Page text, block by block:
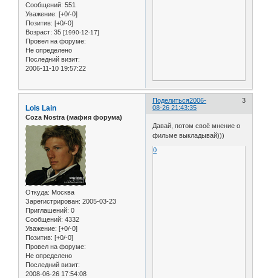
Сообщений: 551
Уважение: [+0/-0]
Позитив: [+0/-0]
Возраст: 35 [1990-12-17]
Провел на форуме:
Не определено
Последний визит:
2006-11-10 19:57:22
Поделиться 3
2006-
08-26 21:43:35
Lois Lain
Coza Nostra (мафия форума)
Откуда: Москва
Зарегистрирован: 2005-03-23
Приглашений: 0
Сообщений: 4332
Уважение: [+0/-0]
Позитив: [+0/-0]
Провел на форуме:
Не определено
Последний визит:
2008-06-26 17:54:08
Давай, потом своё мнение о
фильме выкладывай)))
0